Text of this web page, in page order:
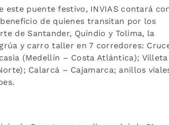
puente festivo, INVIAS contará
de quienes transitan por los
de Santander, Quindío y Tolima, la
y carro taller en 7 corredores:
(Medellín – Costa Atlántica);
Calarcá – Cajamarca; anillos